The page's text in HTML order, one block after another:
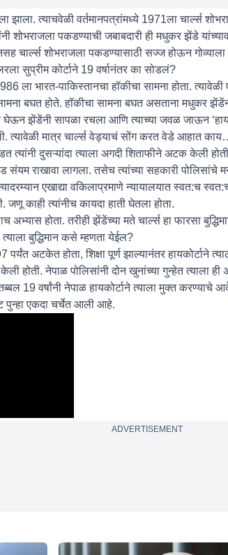
झाला. त्याचवेळी वर्तमानपत्रांमध्ये 1971ला चार्ल्स
शोभराजला पकडण्याची जबाबदारी ही मधुकर झेंडे
चार्ल्स शोभराजला पकडण्यासाठी सज्ज होऊन गोव्याला
सुप्रीम कोर्टाने 19 वर्षानंतर का सोडलं?
ला भारत-पाकिस्तानचा हॉकीचा सामना होता.
बघत होते. हॉकीचा सामना बघत असताना मधुकर
घेऊन झेंडेंनी सापळा रचला आणि त्याच्या जवळ जाऊन
त्यावेळी मात्र चार्ल्स वेड्याचं सोंग करत वेडे आहात
त्यांनी दुसऱ्यांदा त्याला अगदी शिताफीने अटक केली
संयम राखावा लागला. तसेच त्यांच्या सहकारी पोलिसांचे
एखाद्या वकिलाप्रमाणे न्यायालयात स्वत:च
काही त्यांनीच कायदा हाती घेतला होता.
होता. तरीही झेंडेंच्या मते चार्ल्स हा फारसा
बुद्धिमान कसे म्हणता येईल?
अटकेत होता, शिक्षा पूर्ण झाल्यानंतर हायकोर्टाने
होती. नेपाळ पोलिसांनी दोन खुनांच्या गुन्हेत त्याला
19 वर्षांनी नेपाळ हायकोर्टाने त्याला मुक्त
पुन्हा एकदा चर्चेत आली आहे.
ADVERTISEMENT